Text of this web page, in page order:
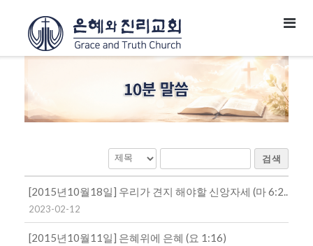
검색
[2015년10월18일] 우리가 견지 해야할 신앙자세 (마 6:2..
2023-02-12
[2015년10월11일] 은혜위에 은혜 (요 1:16)